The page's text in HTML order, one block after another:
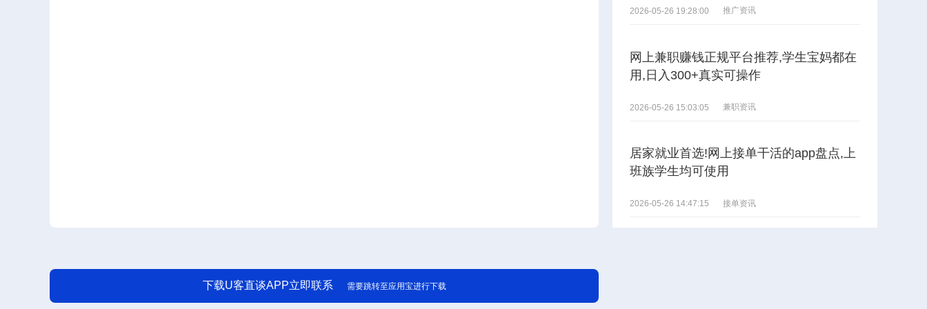
2026-05-26 19:28:00 推广资讯
网上兼职赚钱正规平台推荐,学生宝妈都在
用,日入300+真实可操作
2026-05-26 15:03:05 兼职资讯
居家就业首选!网上接单干活的app盘点,上
班族学生均可使用
2026-05-26 14:47:15 接单资讯
下载U客直谈APP立即联系 需要跳转至应用宝进行下载